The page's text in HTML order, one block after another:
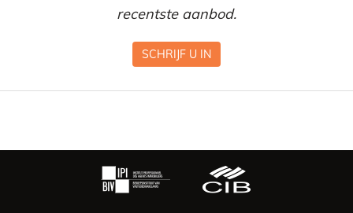
recentste aanbod.
SCHRIJF U IN